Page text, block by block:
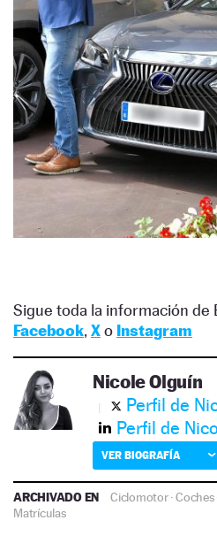
Sigue toda la información de
Facebook, Xo Instagram
Nicole Olguín
Perfil de
Perfil de
VER BIOGRAFÍA
ARCHIVADO EN Ciclomotor·Coches
Matrículas